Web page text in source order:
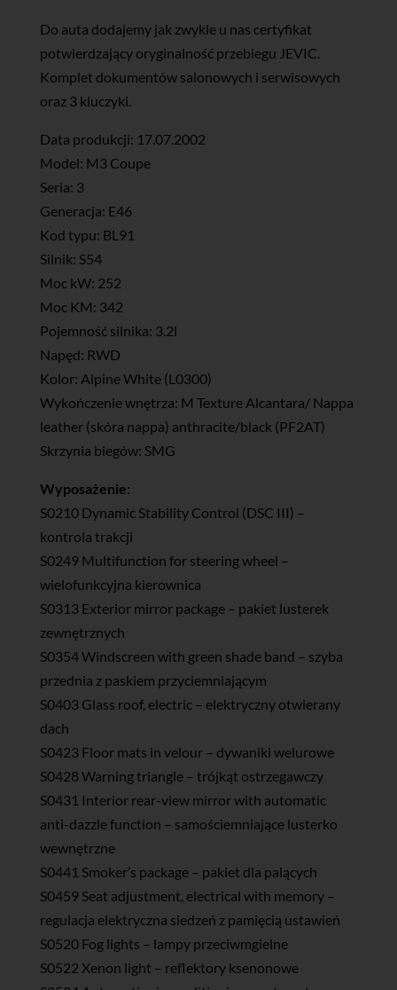
Do auta dodajemy jak zwykle u nas certyfikat
potwierdzający oryginalność przebiegu JEVIC.
Komplet dokumentów salonowych i serwisowych
oraz 3 kluczyki.
Data produkcji: 17.07.2002
Model: M3 Coupe
Seria: 3
Generacja: E46
Kod typu: BL91
Silnik: S54
Moc kW: 252
Moc KM: 342
Pojemność silnika: 3.2l
Napęd: RWD
Kolor: Alpine White (L0300)
Wykończenie wnętrza: M Texture Alcantara/ Nappa
leather (skóra nappa) anthracite/black (PF2AT)
Skrzynia biegów: SMG
Wyposażenie:
S0210 Dynamic Stability Control (DSC III) –
kontrola trakcji
S0249 Multifunction for steering wheel –
wielofunkcyjna kierownica
S0313 Exterior mirror package – pakiet lusterek
zewnętrznych
S0354 Windscreen with green shade band – szyba
przednia z paskiem przyciemniającym
S0403 Glass roof, electric – elektryczny otwierany
dach
S0423 Floor mats in velour – dywaniki welurowe
S0428 Warning triangle – trójkąt ostrzegawczy
S0431 Interior rear-view mirror with automatic
anti-dazzle function – samościemniające lusterko
wewnętrzne
S0441 Smoker’s package – pakiet dla palących
S0459 Seat adjustment, electrical with memory –
regulacja elektryczna siedzeń z pamięcią ustawień
S0520 Fog lights – lampy przeciwmgielne
S0522 Xenon light – reflektory ksenonowe